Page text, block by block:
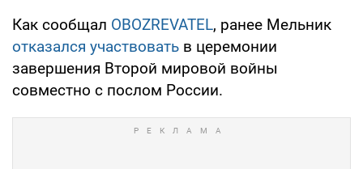
Как сообщал OBOZREVATEL, ранее Мельник
отказался участвовать в церемонии
завершения Второй мировой войны
совместно с послом России.